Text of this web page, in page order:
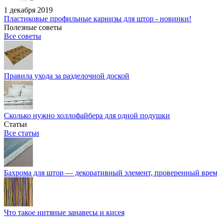
1 декабря 2019
Пластиковые профильные карнизы для штор - новинки!
Полезные советы
Все советы
Правила ухода за разделочной доской
Сколько нужно холлофайбера для одной подушки
Статьи
Все статьи
Бахрома для штор — декоративный элемент, проверенный
Что такое нитяные занавесы и кисея